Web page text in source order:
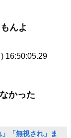
んよ
16:50:05.29
かった
「無視され」ま